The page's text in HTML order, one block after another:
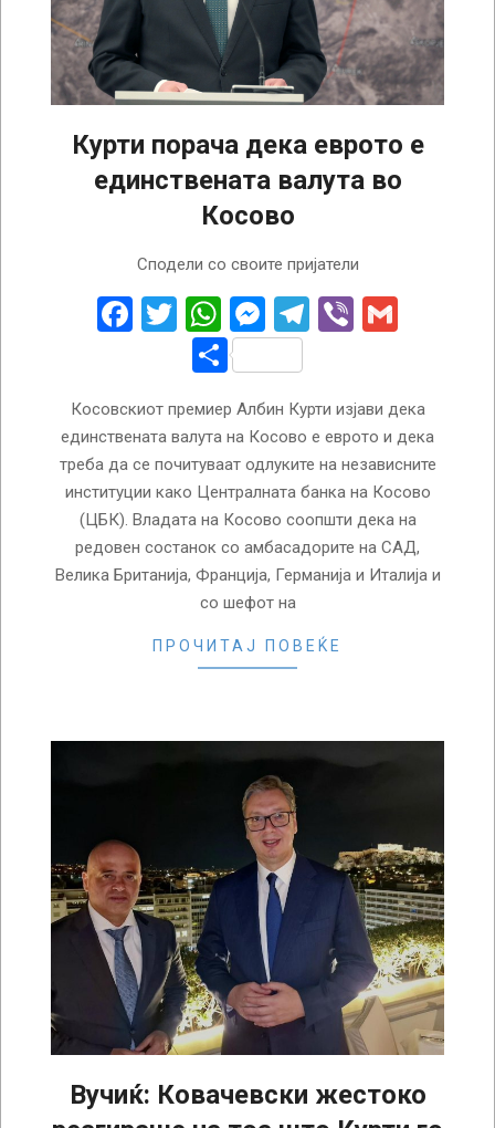
Курти порача дека еврото е
единствената валута во
Косово
Сподели со своите пријатели
Facebook
Twitter
WhatsApp
Messenger
Telegram
Viber
Share
Косовскиот премиер Албин Курти изјави дека
единствената валута на Косово е еврото и дека
треба да се почитуваат одлуките на независните
институции како Централната банка на Косово
(ЦБК). Владата на Косово соопшти дека на
редовен состанок со амбасадорите на САД,
Велика Британија, Франција, Германија и Италија и
со шефот на
ПРОЧИТАЈ ПОВЕЌЕ
Вучиќ: Ковачевски жестоко